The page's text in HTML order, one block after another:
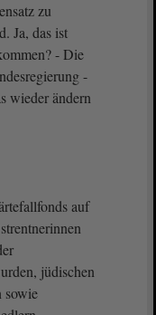
zu
Ja, das ist
- Die
-
wieder ändern
auf
jüdischen
sowie